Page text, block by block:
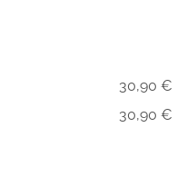
30,90 €
30,90 €